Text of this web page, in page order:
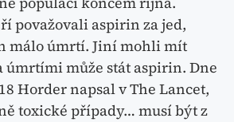
považovali aspirin za jed,
málo úmrtí. Jiní mohli mít
úmrtími může stát aspirin. Dne
Horder napsal v The Lancet,
toxické případy… musí být z